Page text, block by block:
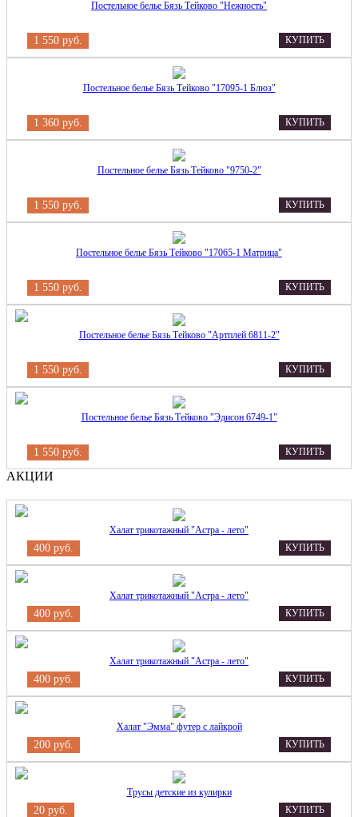
Постельное белье Бязь Тейково "Нежность"
1 550 руб. КУПИТЬ
Постельное белье Бязь Тейково "17095-1 Блюз"
1 360 руб. КУПИТЬ
Постельное белье Бязь Тейково "9750-2"
1 550 руб. КУПИТЬ
Постельное белье Бязь Тейково "17065-1 Матрица"
1 550 руб. КУПИТЬ
Постельное белье Бязь Тейково "Артплей 6811-2"
1 550 руб. КУПИТЬ
Постельное белье Бязь Тейково "Эдисон 6749-1"
1 550 руб. КУПИТЬ
АКЦИИ
Халат трикотажный "Астра - лето"
400 руб. КУПИТЬ
Халат трикотажный "Астра - лето"
400 руб. КУПИТЬ
Халат трикотажный "Астра - лето"
400 руб. КУПИТЬ
Халат "Эмма" футер с лайкрой
200 руб. КУПИТЬ
Трусы детские из кулирки
20 руб. КУПИТЬ